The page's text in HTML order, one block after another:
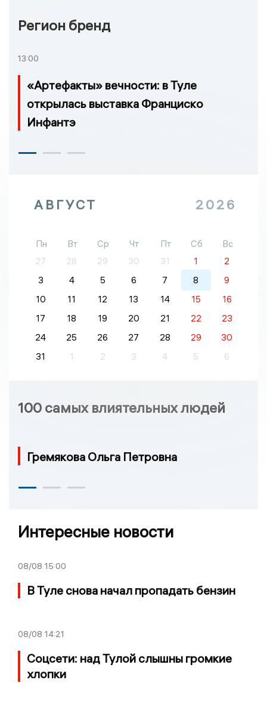
Регион бренд
13:00
«Артефакты» вечности: в Туле
открылась выставка Франциско
Инфантэ
АВГУСТ 2026
Пн Вт Ср Чт Пт Сб
Вс
27
28 29 30 31 1
2
3
4 5 6 7 8
9
10
11 12 13 14 15
16
17
18 19 20 21 22
23
24
25 26 27 28 29
30
31
1 2 3 4 5 6
100 самых влиятельных людей
Гремякова Ольга Петровна
Интересные новости
08/08 15:00
В Туле снова начал пропадать бензин
08/08 14:21
Соцсети: над Тулой слышны громкие
хлопки